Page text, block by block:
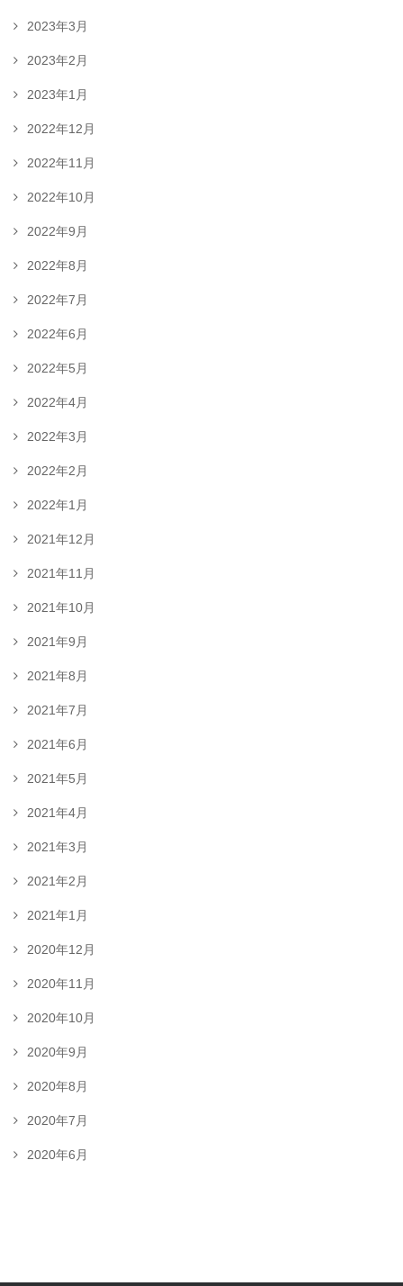
2023年3月
2023年2月
2023年1月
2022年12月
2022年11月
2022年10月
2022年9月
2022年8月
2022年7月
2022年6月
2022年5月
2022年4月
2022年3月
2022年2月
2022年1月
2021年12月
2021年11月
2021年10月
2021年9月
2021年8月
2021年7月
2021年6月
2021年5月
2021年4月
2021年3月
2021年2月
2021年1月
2020年12月
2020年11月
2020年10月
2020年9月
2020年8月
2020年7月
2020年6月